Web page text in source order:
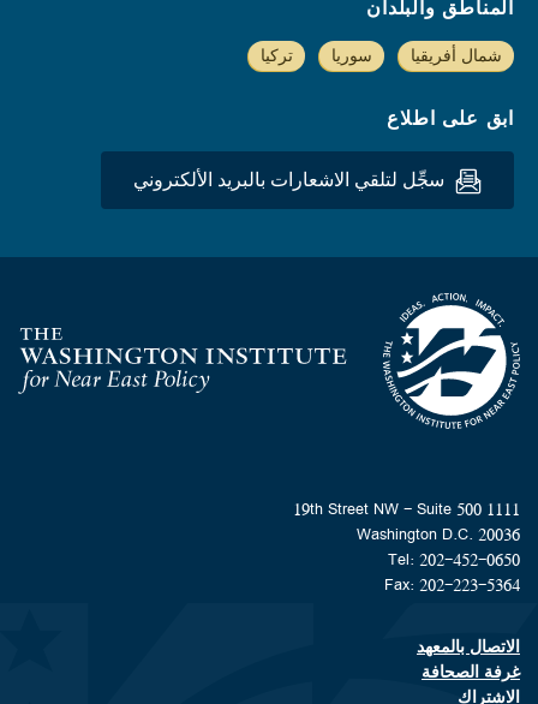
المناطق والبلدان
شمال أفريقيا سوريا تركيا
ابق على اطلاع
سجِّل لتلقي الاشعارات بالبريد الألكتروني
Homepage
1111 19th Street NW - Suite 500
Washington D.C. 20036
Tel: 202-452-0650
Fax: 202-223-5364
Footer contact links
الاتصال بالمعهد
غرفة الصحافة
الاشتراك